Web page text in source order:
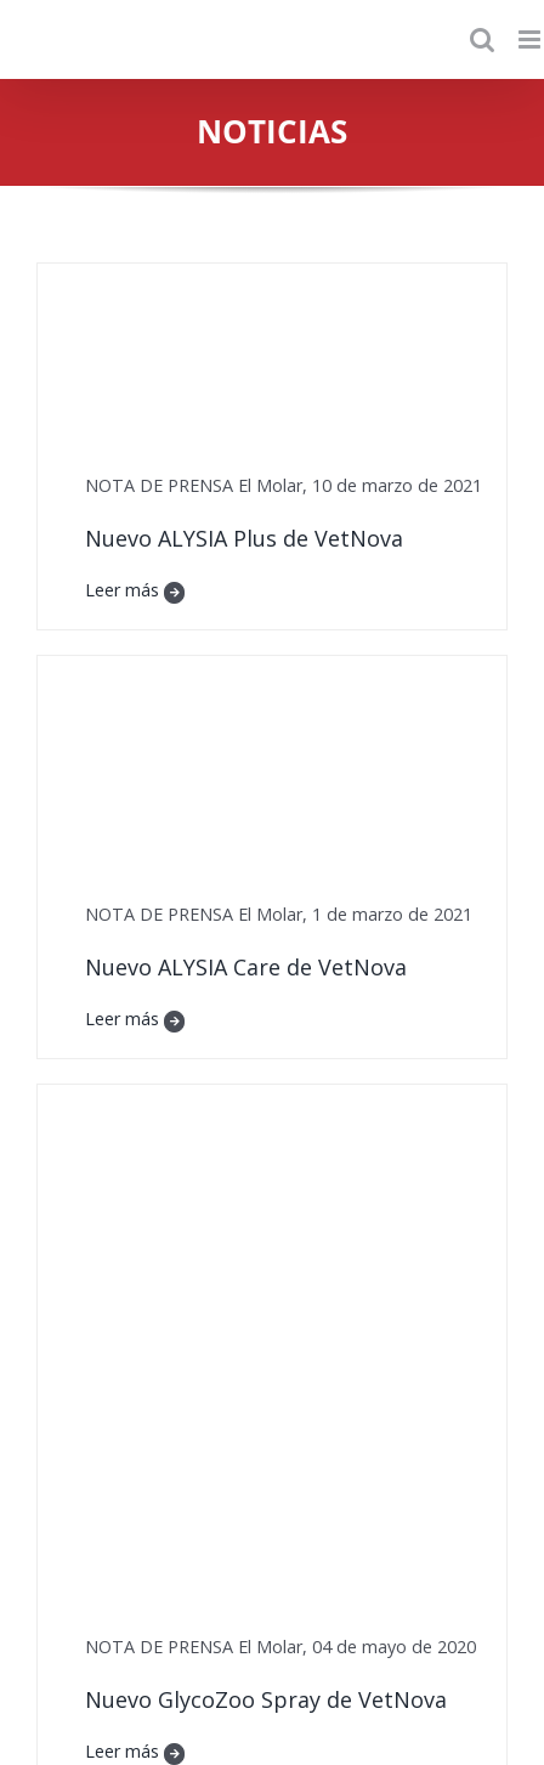
contenido
NOTICIAS
NOTA DE PRENSA El Molar, 10 de marzo de 2021
Nuevo ALYSIA Plus de VetNova
Leer más
NOTA DE PRENSA El Molar, 1 de marzo de 2021
Nuevo ALYSIA Care de VetNova
Leer más
NOTA DE PRENSA El Molar, 04 de mayo de 2020
Nuevo GlycoZoo Spray de VetNova
Leer más